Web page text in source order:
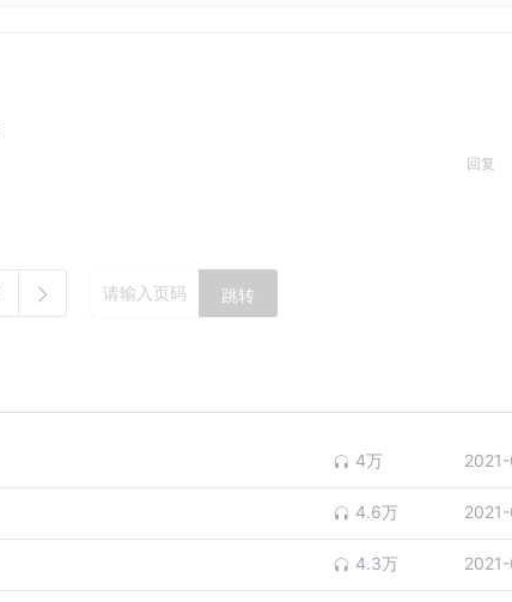
回复
跳转
4万
4.6万
4.3万